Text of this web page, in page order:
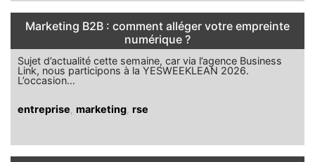
Marketing B2B : comment alléger votre empreinte
numérique ?
Sujet d’actualité cette semaine, car via l’agence Business
Link, nous participons à la YESWEEKLEAN 2026.
L’occasion…
entreprise marketing rse